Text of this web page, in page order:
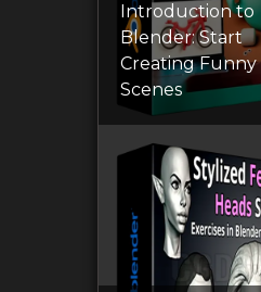
Introduction to
Blender: Start
Creating Funny
Scenes